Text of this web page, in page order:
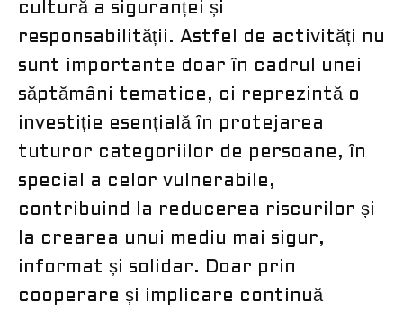
cultură a siguranței și
responsabilității. Astfel de activități nu
sunt importante doar în cadrul unei
săptămâni tematice, ci reprezintă o
investiție esențială în protejarea
tuturor categoriilor de persoane, în
special a celor vulnerabile,
contribuind la reducerea riscurilor și
la crearea unui mediu mai sigur,
informat și solidar. Doar prin
cooperare și implicare continuă